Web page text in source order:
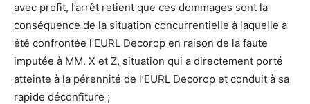
avec profit, l’arrêt retient que ces dommages sont la
conséquence de la situation concurrentielle à laquelle a
été confrontée l’EURL Decorop en raison de la faute
imputée à MM. X et Z, situation qui a directement porté
atteinte à la pérennité de l’EURL Decorop et conduit à sa
rapide déconfiture ;